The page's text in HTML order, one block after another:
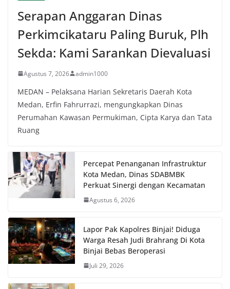
Serapan Anggaran Dinas
Perkimcikataru Paling Buruk, Plh
Sekda: Kami Sarankan Dievaluasi
Agustus 7, 2026 admin1000
MEDAN – Pelaksana Harian Sekretaris Daerah Kota
Medan, Erfin Fahrurrazi, mengungkapkan Dinas
Perumahan Kawasan Permukiman, Cipta Karya dan Tata
Ruang
Percepat Penanganan Infrastruktur
Kota Medan, Dinas SDABMBK
Perkuat Sinergi dengan Kecamatan
Agustus 6, 2026
Lapor Pak Kapolres Binjai! Diduga
Warga Resah Judi Brahrang Di Kota
Binjai Bebas Beroperasi
Juli 29, 2026